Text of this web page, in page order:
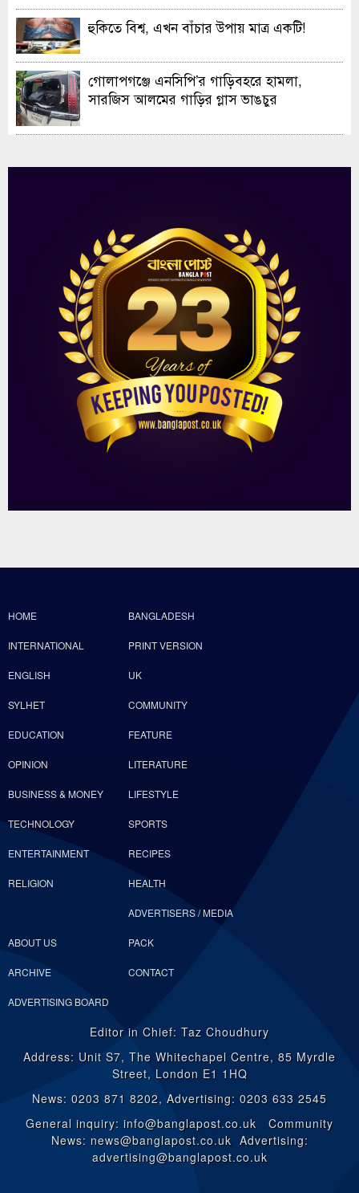
হুকিতে বিশ্ব, এখন বাঁচার উপায় মাত্র একটি!
গোলাপগঞ্জে এনসিপি’র গাড়িবহরে হামলা,
সারজিস আলমের গাড়ির গ্লাস ভাঙচুর
HOME BANGLADESH
INTERNATIONAL PRINT VERSION
ENGLISH UK
SYLHET COMMUNITY
EDUCATION FEATURE
OPINION LITERATURE
BUSINESS & MONEY LIFESTYLE
TECHNOLOGY SPORTS
ENTERTAINMENT RECIPES
RELIGION HEALTH
ABOUT US
ADVERTISERS / MEDIA
PACK
ARCHIVE CONTACT
ADVERTISING BOARD
Editor in Chief: Taz Choudhury
Address: Unit S7, The Whitechapel Centre, 85 Myrdle
Street, London E1 1HQ
News: 0203 871 8202, Advertising: 0203 633 2545
General inquiry: info@banglapost.co.uk Community
News: news@banglapost.co.uk Advertising:
advertising@banglapost.co.uk